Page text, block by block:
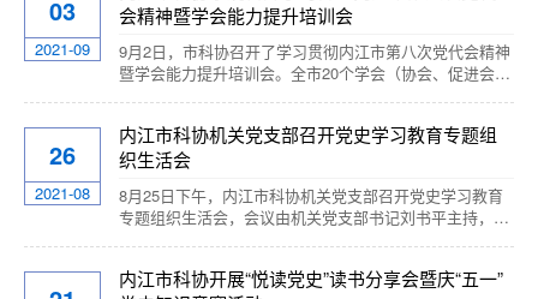
03
2021-09
会精神暨学会能力提升培训会
9月2日，市科协召开了学习贯彻内江市第八次党代会精神
暨学会能力提升培训会。全市20个学会（协会、促进会、
议并讲话。会议邀请市老科协科教专委会副主任、内江大
千流动讲堂讲师、内江师院文学院客座教授周昭荣结合习
讲话精神，对市第八次党代会精神作了深入浅出的讲...
26
2021-08
内江市科协机关党支部召开党史学习教育专题组
织生活会
8月25日下午，内江市科协机关党支部召开党史学习教育
专题组织生活会，会议由机关党支部书记刘书平主持，全
内江市科协开展“悦读党史”读书分享会暨庆“五一”